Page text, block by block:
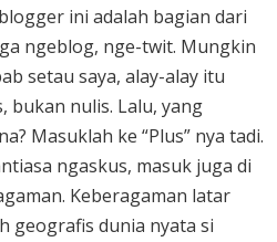
ini adalah bagian dari
ngeblog, nge-twit. Mungkin
setau saya, alay-alay itu
bukan nulis. Lalu, yang
Masuklah ke “Plus” nya tadi.
ngaskus, masuk juga di
Keberagaman latar
geografis dunia nyata si